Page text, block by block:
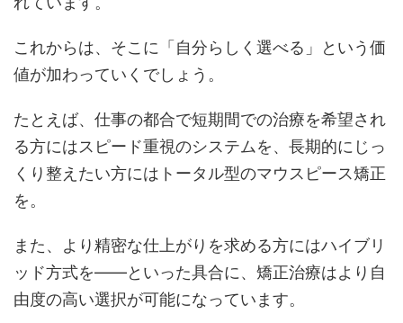
これからは、そこに「自分らしく選べる」という価
値が加わっていくでしょう。
たとえば、仕事の都合で短期間での治療を希望され
る方にはスピード重視のシステムを、長期的にじっ
くり整えたい方にはトータル型のマウスピース矯正
を。
また、より精密な仕上がりを求める方にはハイブリ
ッド方式を――といった具合に、矯正治療はより自
由度の高い選択が可能になっています。